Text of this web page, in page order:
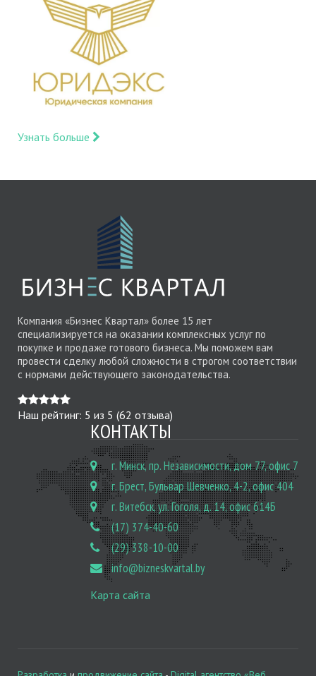
Узнать больше
Компания «Бизнес Квартал» более 15 лет
специализируется на оказании комплексных услуг по
покупке и продаже готового бизнеса. Мы поможем вам
провести сделку любой сложности в строгом соответствии
с нормами действующего законодательства.
Наш рейтинг: 5 из 5 (62 отзыва)
КОНТАКТЫ
г. Минск, пр. Независимости, дом 77, офис 7
г. Брест, Бульвар Шевченко, 4-2, офис 404
г. Витебск, ул. Гоголя, д. 14, офис 614Б
(17) 374-40-60
(29) 338-10-00
info@bizneskvartal.by
Карта сайта